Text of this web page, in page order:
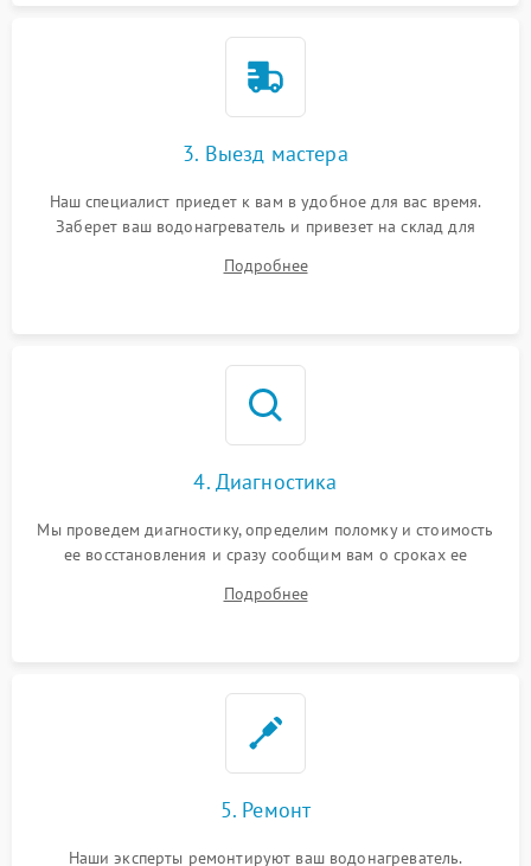
3. Выезд мастера
Наш специалист приедет к вам в удобное для вас время.
Заберет ваш водонагреватель и привезет на склад для
Подробнее
4. Диагностика
Мы проведем диагностику, определим поломку и стоимость
ее восстановления и сразу сообщим вам о сроках ее
Подробнее
5. Ремонт
Наши эксперты ремонтируют ваш водонагреватель.